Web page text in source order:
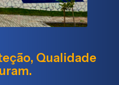
Qualidade